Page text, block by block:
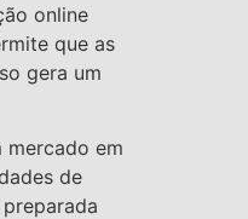
online
que as
gera um
mercado em
de